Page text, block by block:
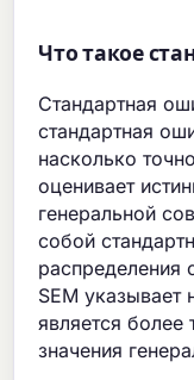
Что такое
Стандартная
стандартная
насколько
оценивает
генеральной
собой
распределения
SEM указывает
является более
значения